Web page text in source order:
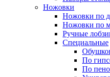
Ножовки
Ножовки по
Ножовки по
Ручные
Специальные
По
По